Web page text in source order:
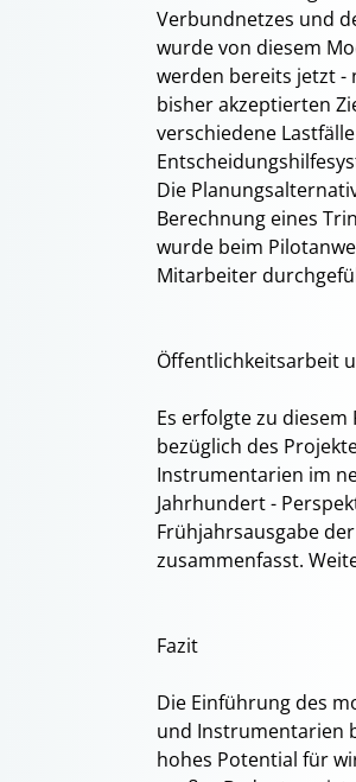
Verbundnetzes und
wurde von diesem
werden bereits jetzt -
bisher akzeptierten
verschiedene
Die
Berechnung eines
wurde beim
Mitarbeiter
Öffentlichkeitsarbeit
Es erfolgte zu
bezüglich des
Instrumentarien im
Jahrhundert -
Frühjahrsausgabe
zusammenfasst.
Fazit
Die Einführung des
und Instrumentarien
hohes Potential für